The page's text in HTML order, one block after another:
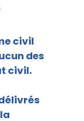
civil
des
civil.